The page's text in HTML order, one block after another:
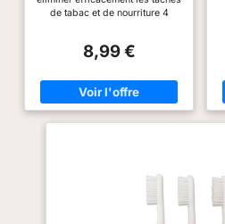
de tabac et de nourriture 4
12 pièces
8,99 €